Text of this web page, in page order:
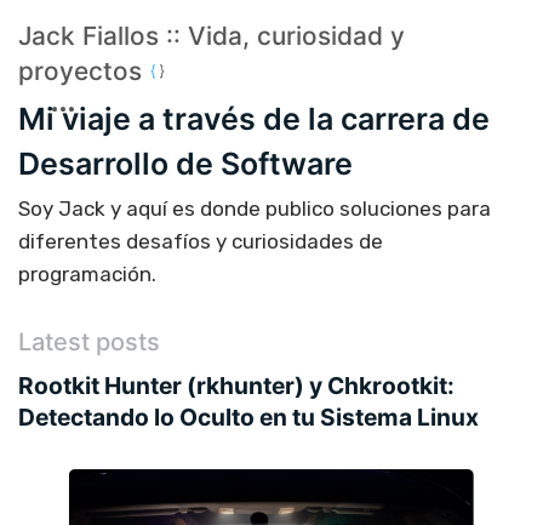
Jack Fiallos :: Vida, curiosidad y
proyectos
Mi viaje a través de la carrera de
Desarrollo de Software
Soy Jack y aquí es donde publico soluciones para
diferentes desafíos y curiosidades de
programación.
Latest posts
Rootkit Hunter (rkhunter) y Chkrootkit:
Detectando lo Oculto en tu Sistema Linux